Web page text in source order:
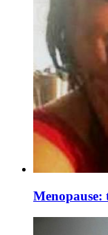
Menopause: